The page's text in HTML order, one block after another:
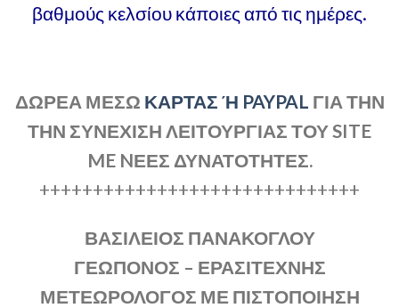
βαθμούς κελσίου κάποιες από τις ημέρες.
ΔΩΡΕΑ ΜΕΣΩ ΚΑΡΤΑΣ Ή PAYPAL ΓΙΑ ΤΗΝ
ΤΗΝ ΣΥΝΕΧΙΣΗ ΛΕΙΤΟΥΡΓΙΑΣ ΤΟΥ SITE
ME NΕΕΣ ΔΥΝΑΤΟΤΗΤΕΣ.
++++++++++++++++++++++++++++++
ΒΑΣΙΛΕΙΟΣ ΠΑΝΑΚΟΓΛΟΥ
ΓΕΩΠΟΝΟΣ – ΕΡΑΣΙΤΕΧΝΗΣ
ΜΕΤΕΩΡΟΛΟΓΟΣ ΜΕ ΠΙΣΤΟΠΟΙΗΣΗ